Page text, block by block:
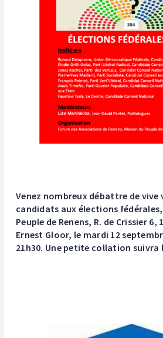
Venez nombreux débattre de vive
candidats aux élections fédérales,
Peuple de Renens, R. de Crissier 6,
Ernest Gloor, le mardi 12
21h30. Une petite collation suivra